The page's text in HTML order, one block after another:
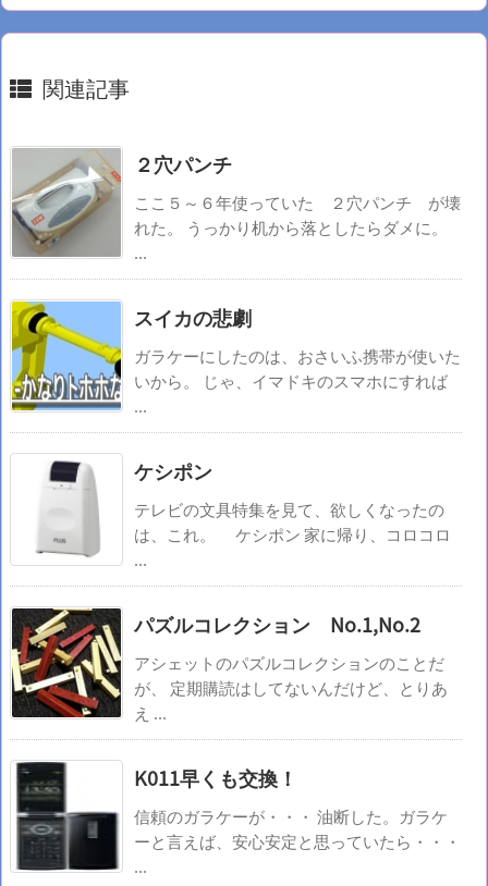
関連記事
２穴パンチ
ここ５～６年使っていた ２穴パンチ が壊
れた。 うっかり机から落としたらダメに。
...
スイカの悲劇
ガラケーにしたのは、おさいふ携帯が使いた
いから。 じゃ、イマドキのスマホにすれば
...
ケシポン
テレビの文具特集を見て、欲しくなったの
は、これ。 ケシポン 家に帰り、コロコロ
...
パズルコレクション No.1,No.2
アシェットのパズルコレクションのことだ
が、 定期購読はしてないんだけど、とりあ
え ...
K011早くも交換！
信頼のガラケーが・・・ 油断した。ガラケ
ーと言えば、安心安定と思っていたら・・・
...